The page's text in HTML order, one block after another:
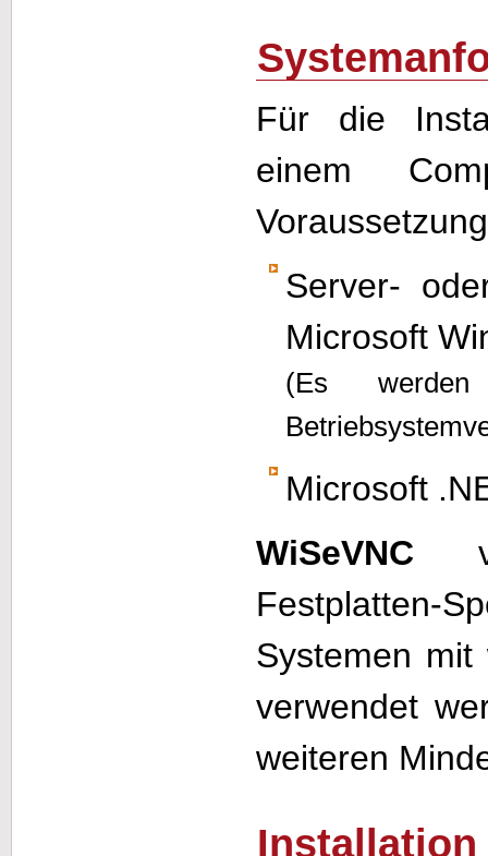
Für die
einem
Server-
Microsoft
(Es
Microsoft
WiSeVNC
Festplatten-
Systemen mit
verwendet
weiteren
Installation